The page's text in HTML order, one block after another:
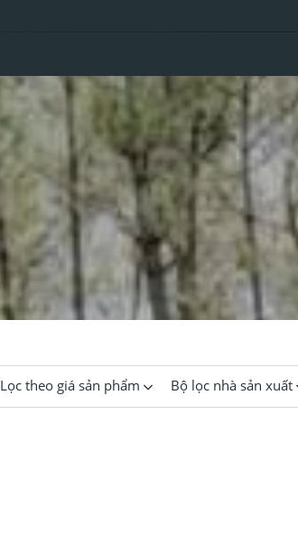
Lọc theo giá sản phẩm Bộ lọc nhà sản xuất